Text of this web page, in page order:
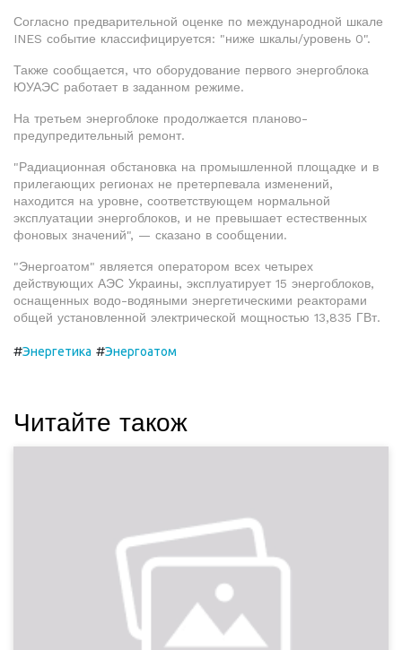
Согласно предварительной оценке по международной шкале
INES событие классифицируется: "ниже шкалы/уровень 0".
Также сообщается, что оборудование первого энергоблока
ЮУАЭС работает в заданном режиме.
На третьем энергоблоке продолжается планово-
предупредительный ремонт.
"Радиационная обстановка на промышленной площадке и в
прилегающих регионах не претерпевала изменений,
находится на уровне, соответствующем нормальной
эксплуатации энергоблоков, и не превышает естественных
фоновых значений", — сказано в сообщении.
"Энергоатом" является оператором всех четырех
действующих АЭС Украины, эксплуатирует 15 энергоблоков,
оснащенных водо-водяными энергетическими реакторами
общей установленной электрической мощностью 13,835 ГВт.
#Энергетика #Энергоатом
Читайте також